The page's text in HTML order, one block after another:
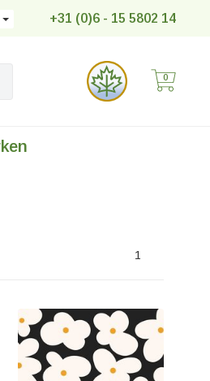
+31 (0)6 - 15 5802 14
0
1